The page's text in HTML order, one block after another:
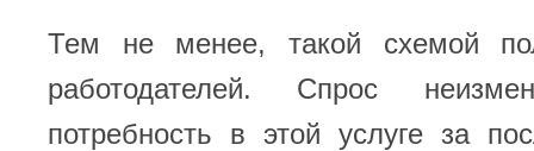
Тем не менее, такой схемой
работодателей. Спрос
потребность в этой услуге за